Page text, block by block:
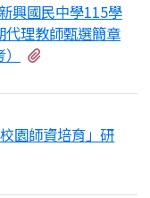
興國民中學115學
代理教師甄選簡章
園師資培育」研